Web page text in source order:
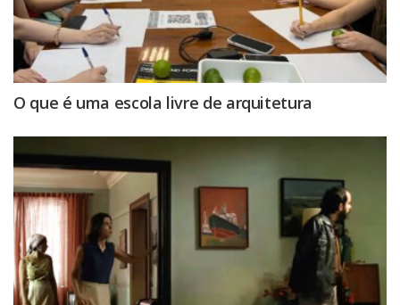
O que é uma escola livre de arquitetura